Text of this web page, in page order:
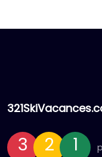
3 2 1